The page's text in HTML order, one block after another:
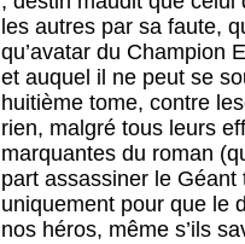
les autres par sa faute,
qu’avatar du Champion
et auquel il ne peut se
huitième tome, contre
rien, malgré tous leurs
marquantes du roman
part assassiner le Géant
uniquement pour que le
nos héros, même s’ils